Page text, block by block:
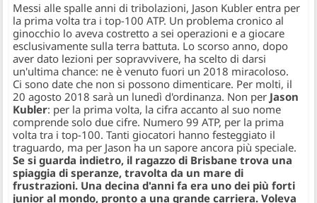
Messi alle spalle anni di tribolazioni, Jason Kubler entra per
la prima volta tra i top-100 ATP. Un problema cronico al
ginocchio lo aveva costretto a sei operazioni e a giocare
esclusivamente sulla terra battuta. Lo scorso anno, dopo
aver dato lezioni per sopravvivere, ha scelto di darsi
un'ultima chance: ne è venuto fuori un 2018 miracoloso.
Ci sono date che non si possono dimenticare. Per molti, il
20 agosto 2018 sarà un lunedì d'ordinanza. Non per Jason
Kubler: per la prima volta, la cifra accanto al suo nome
comprende solo due cifre. Numero 99 ATP, per la prima
volta tra i top-100. Tanti giocatori hanno festeggiato il
traguardo, ma per Jason ha un sapore ancora più speciale.
Se si guarda indietro, il ragazzo di Brisbane trova una
spiaggia di speranze, travolta da un mare di
frustrazioni. Una decina d'anni fa era uno dei più forti
junior al mondo, pronto a una grande carriera. Voleva